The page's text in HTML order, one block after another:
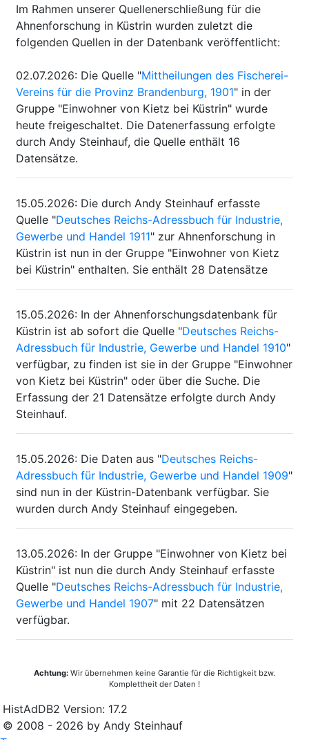
Im Rahmen unserer Quellenerschließung für die
Ahnenforschung in Küstrin wurden zuletzt die
folgenden Quellen in der Datenbank veröffentlicht:
02.07.2026: Die Quelle "Mittheilungen des Fischerei-
Vereins für die Provinz Brandenburg, 1901" in der
Gruppe "Einwohner von Kietz bei Küstrin" wurde
heute freigeschaltet. Die Datenerfassung erfolgte
durch Andy Steinhauf, die Quelle enthält 16
Datensätze.
15.05.2026: Die durch Andy Steinhauf erfasste
Quelle "Deutsches Reichs-Adressbuch für Industrie,
Gewerbe und Handel 1911" zur Ahnenforschung in
Küstrin ist nun in der Gruppe "Einwohner von Kietz
bei Küstrin" enthalten. Sie enthält 28 Datensätze
15.05.2026: In der Ahnenforschungsdatenbank für
Küstrin ist ab sofort die Quelle "Deutsches Reichs-
Adressbuch für Industrie, Gewerbe und Handel 1910"
verfügbar, zu finden ist sie in der Gruppe "Einwohner
von Kietz bei Küstrin" oder über die Suche. Die
Erfassung der 21 Datensätze erfolgte durch Andy
Steinhauf.
15.05.2026: Die Daten aus "Deutsches Reichs-
Adressbuch für Industrie, Gewerbe und Handel 1909"
sind nun in der Küstrin-Datenbank verfügbar. Sie
wurden durch Andy Steinhauf eingegeben.
13.05.2026: In der Gruppe "Einwohner von Kietz bei
Küstrin" ist nun die durch Andy Steinhauf erfasste
Quelle "Deutsches Reichs-Adressbuch für Industrie,
Gewerbe und Handel 1907" mit 22 Datensätzen
verfügbar.
Achtung: Wir übernehmen keine Garantie für die Richtigkeit bzw.
Komplettheit der Daten !
HistAdDB2 Version: 17.2
© 2008 - 2026 by Andy Steinhauf